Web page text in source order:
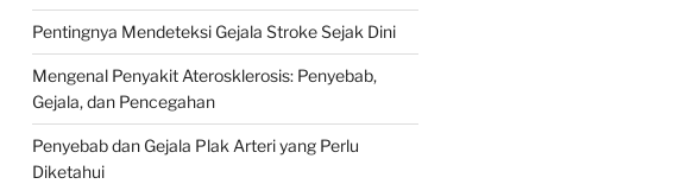
Pentingnya Mendeteksi Gejala Stroke Sejak Dini
Mengenal Penyakit Aterosklerosis: Penyebab,
Gejala, dan Pencegahan
Penyebab dan Gejala Plak Arteri yang Perlu
Diketahui